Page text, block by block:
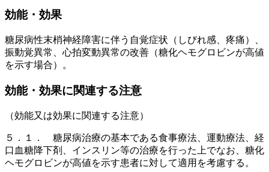
効能・効果
糖尿病性末梢神経障害に伴う自覚症状（しびれ感、疼痛）、
振動覚異常、心拍変動異常の改善（糖化ヘモグロビンが高値
を示す場合）。
効能・効果に関連する注意
（効能又は効果に関連する注意）
５．１． 糖尿病治療の基本である食事療法、運動療法、経
口血糖降下剤、インスリン等の治療を行った上でなお、糖化
ヘモグロビンが高値を示す患者に対して適用を考慮する。